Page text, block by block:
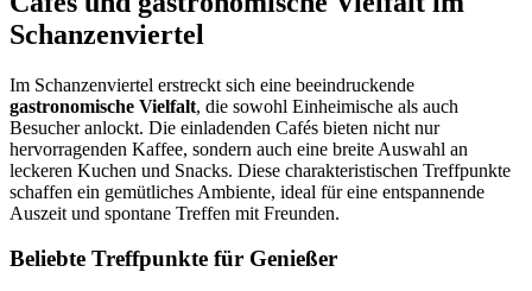
Schanzenviertel
Im Schanzenviertel erstreckt sich eine beeindruckende
gastronomische Vielfalt, die sowohl Einheimische als auch
Besucher anlockt. Die einladenden Cafés bieten nicht nur
hervorragenden Kaffee, sondern auch eine breite Auswahl an
leckeren Kuchen und Snacks. Diese charakteristischen Treffpunkte
schaffen ein gemütliches Ambiente, ideal für eine entspannende
Auszeit und spontane Treffen mit Freunden.
Beliebte Treffpunkte für Genießer